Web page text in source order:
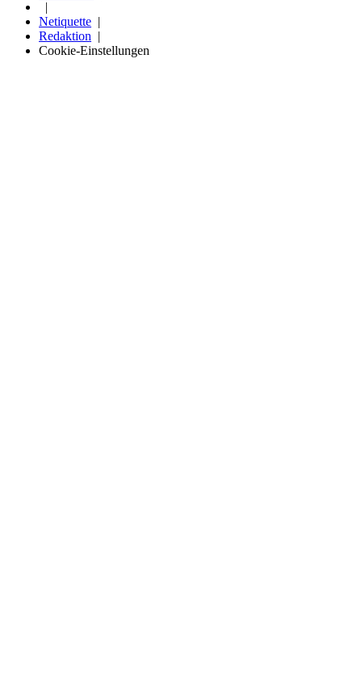
Netiquette
Redaktion
Cookie-Einstellungen